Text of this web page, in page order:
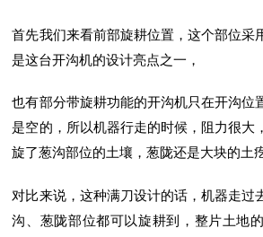
首先我们来看前部旋耕位置，这个部位采
是这台开沟机的设计亮点之一，
也有部分带旋耕功能的开沟机只在开沟位
是空的，所以机器行走的时候，阻力很大
旋了葱沟部位的土壤，葱陇还是大块的土
对比来说，这种满刀设计的话，机器走过
沟、葱陇部位都可以旋耕到，整片土地